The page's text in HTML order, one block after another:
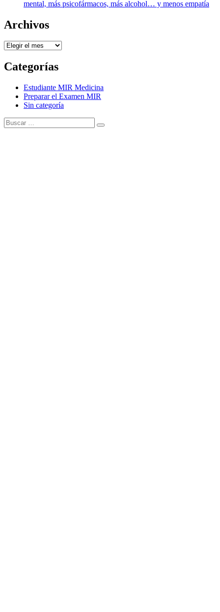
mental, más psicofármacos, más alcohol… y menos empatía
Archivos
Archivos
Categorías
Estudiante MIR Medicina
Preparar el Examen MIR
Sin categoría
Buscar:
Buscar